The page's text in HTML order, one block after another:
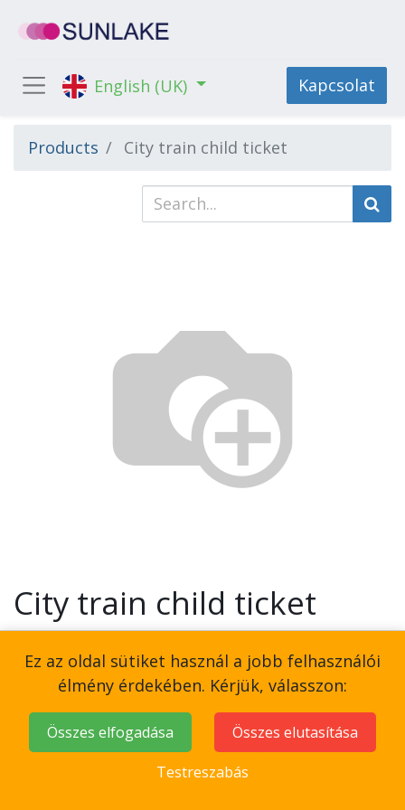
Kapcsolat
English (UK)
Products City train child ticket
City train child ticket
3,000 Ft
Add to Cart
Ez az oldal sütiket használ a jobb felhasználói
élmény érdekében. Kérjük, válasszon:
Összes elfogadása
Összes elutasítása
Testreszabás